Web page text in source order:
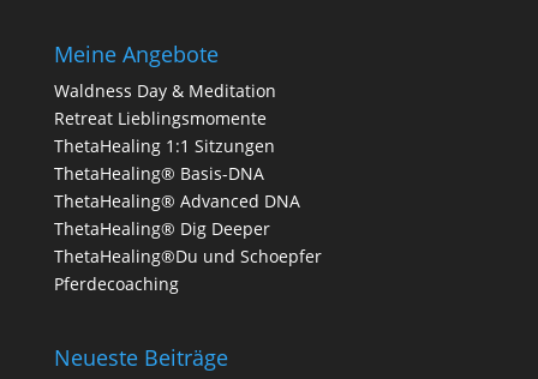
Meine Angebote
Waldness Day & Meditation
Retreat Lieblingsmomente
ThetaHealing 1:1 Sitzungen
ThetaHealing® Basis-DNA
ThetaHealing® Advanced DNA
ThetaHealing® Dig Deeper
ThetaHealing®Du und Schoepfer
Pferdecoaching
Neueste Beiträge